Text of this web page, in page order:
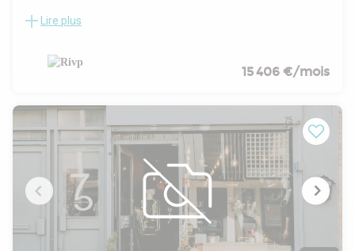
local d'activités 1016 m² rue Mouzaia 75019 Paris
W situé en niveau bas (R-1) côté rue et bénéficie d’un apport
de lumière partiel :
haute uniquement, offrant un éclairage naturel plus limité.
METRO : L11 « Place des fêtes » L7 « Danube » à proximité
immédiate
Tram 3b « Hôpital Robert Debré »
Loyer annuel (quote-part de parties communes incluses)
HT/HC :
185 000,00 € HT/ HC
181,96 € /m² /an HT
Charges annuelles HT :
Lire plus
15 406 €/mois